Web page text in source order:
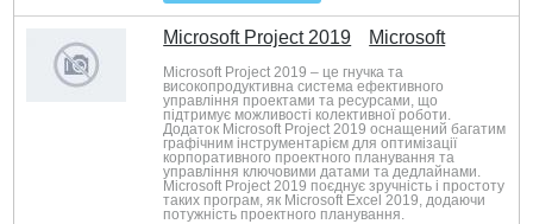
Microsoft Project 2019 Microsoft
Microsoft Project 2019 – це гнучка та
високопродуктивна система ефективного
управління проектами та ресурсами, що
підтримує можливості колективної роботи.
Додаток Microsoft Project 2019 оснащений багатим
графічним інструментарієм для оптимізації
корпоративного проектного планування та
управління ключовими датами та дедлайнами.
Microsoft Project 2019 поєднує зручність і простоту
таких програм, як Microsoft Excel 2019, додаючи
потужність проектного планування.